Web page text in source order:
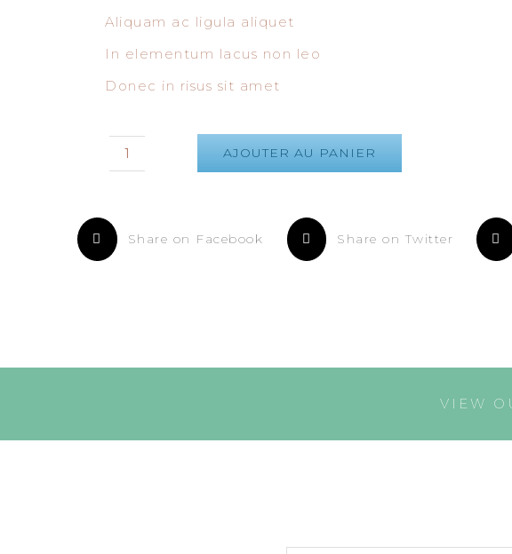
Aliquam ac ligula aliquet
In elementum lacus non leo
Donec in risus sit amet
quantité
AJOUTER AU PANIER
Share on Facebook Share on Twitter
VIEW